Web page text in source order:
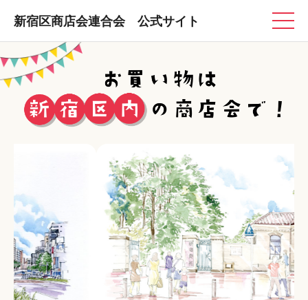
新宿区商店会連合会 公式サイト